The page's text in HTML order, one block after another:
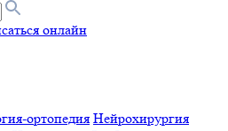
онлайн
ортопедия Нейрохирургия